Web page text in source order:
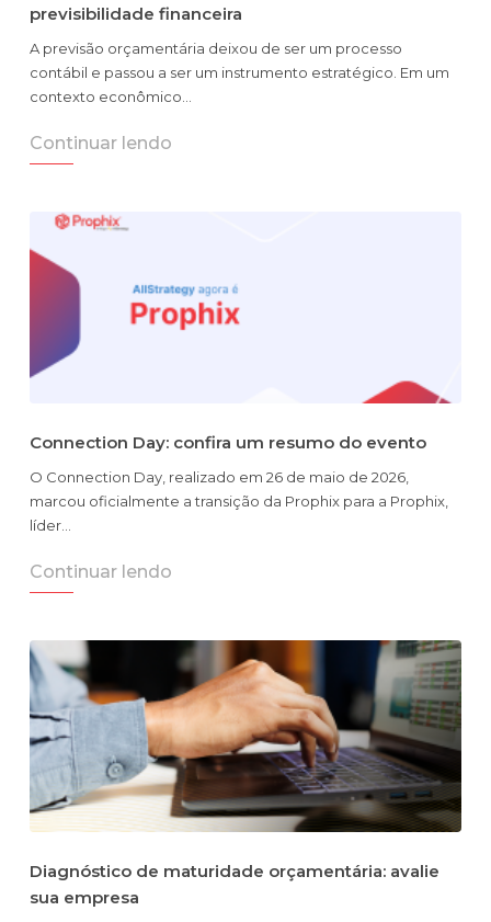
previsibilidade financeira
A previsão orçamentária deixou de ser um processo
contábil e passou a ser um instrumento estratégico. Em um
contexto econômico…
Continuar lendo
Connection Day: confira um resumo do evento
O Connection Day, realizado em 26 de maio de 2026,
marcou oficialmente a transição da Prophix para a Prophix,
líder…
Continuar lendo
Diagnóstico de maturidade orçamentária: avalie
sua empresa